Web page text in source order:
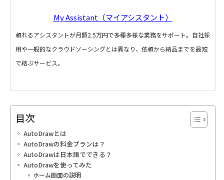
My Assistant（マイアシスタント）
頼れるアシスタントが月額2.5万円で多種多様な業務をサポート。自社採
用や一般的なクラウドソーシングとは異なり、依頼から納品までを最短
で結ぶサービス。
目次
AutoDrawとは
AutoDrawの料金プランは？
AutoDrawは日本語でできる？
AutoDrawを使ってみた
ホーム画面の説明